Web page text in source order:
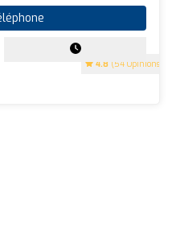
4.8 (54 Opinions)